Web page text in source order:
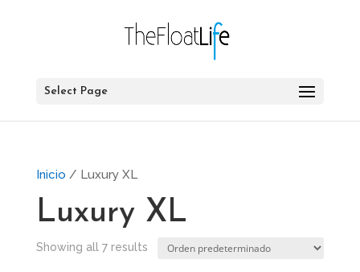
Select Page
Inicio / Luxury XL
Luxury XL
Showing all 7 results